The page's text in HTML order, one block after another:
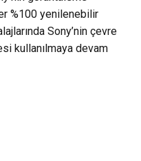
%100 yenilenebilir
Sony’nin çevre
kullanılmaya devam